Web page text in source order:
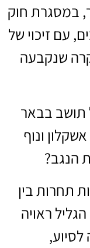
במסגרת חוק
עם זיכוי של
שנקבעה
תושב בבאר
ונוף
הנגב?
תחרות בין
ראויה